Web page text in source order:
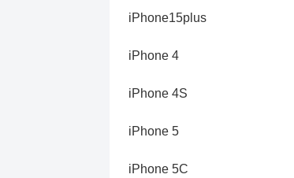
iPhone15plus
iPhone 4
iPhone 4S
iPhone 5
iPhone 5C